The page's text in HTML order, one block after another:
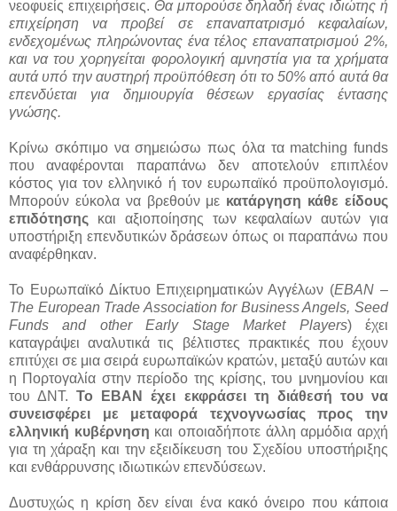
νεοφυείς επιχειρήσεις. Θα μπορούσε δηλαδή ένας ιδιώτης ή
επιχείρηση να προβεί σε επαναπατρισμό κεφαλαίων,
ενδεχομένως πληρώνοντας ένα τέλος επαναπατρισμού 2%,
και να του χορηγείται φορολογική αμνηστία για τα χρήματα
αυτά υπό την αυστηρή προϋπόθεση ότι το 50% από αυτά θα
επενδύεται για δημιουργία θέσεων εργασίας έντασης
γνώσης.
Κρίνω σκόπιμο να σημειώσω πως όλα τα matching funds
που αναφέρονται παραπάνω δεν αποτελούν επιπλέον
κόστος για τον ελληνικό ή τον ευρωπαϊκό προϋπολογισμό.
Μπορούν εύκολα να βρεθούν με κατάργηση κάθε είδους
επιδότησης και αξιοποίησης των κεφαλαίων αυτών για
υποστήριξη επενδυτικών δράσεων όπως οι παραπάνω που
αναφέρθηκαν.
Το Ευρωπαϊκό Δίκτυο Επιχειρηματικών Αγγέλων (EBAN –
The European Trade Association for Business Angels,Seed
Funds
and other Early Stage Market Players) έχει
καταγράψει αναλυτικά τις βέλτιστες πρακτικές που έχουν
επιτύχει σε μια σειρά ευρωπαϊκών κρατών, μεταξύ αυτών και
η Πορτογαλία στην περίοδο της κρίσης, του μνημονίου και
του ΔΝΤ.Το ΕΒΑΝ έχει εκφράσει τη διάθεσή του να
συνεισφέρει με μεταφορά τεχνογνωσίας προς την
ελληνική κυβέρνηση και οποιαδήποτε άλλη αρμόδια αρχή
για τη χάραξη και την εξειδίκευση του Σχεδίου υποστήριξης
και ενθάρρυνσης ιδιωτικών επενδύσεων.
Δυστυχώς η κρίση δεν είναι ένα κακό όνειρο που κάποια